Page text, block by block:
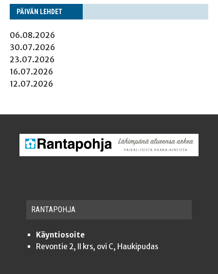
PÄI­VÄN LEHDET
06.08.2026
30.07.2026
23.07.2026
16.07.2026
12.07.2026
RAN­TA­POH­JA
Käyntiosoite
Revontie 2, II krs, ovi C, Haukipudas